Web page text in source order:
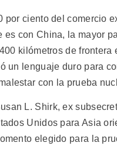
por ciento del comercio
es con China, la mayor
kilómetros de frontera
un lenguaje duro para
con la prueba
L. Shirk, ex
Unidos para Asia
elegido para la